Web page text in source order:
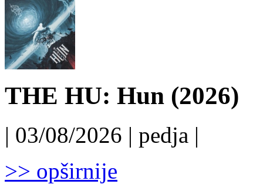
THE HU: Hun (2026)
| 03/08/2026 | pedja |
>> opširnije